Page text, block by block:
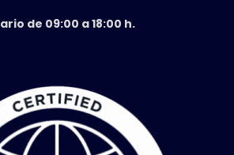
de 09:00 a 18:00 h.